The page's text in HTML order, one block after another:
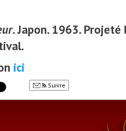
. Japon. 1963. Projeté
ici
Suivre